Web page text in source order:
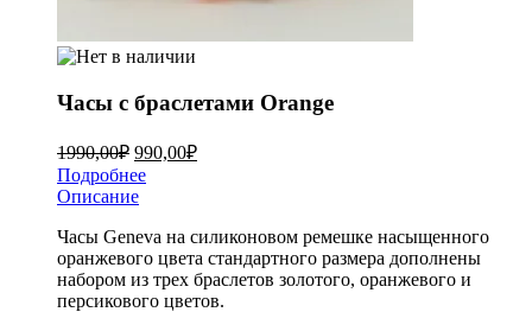
Часы с браслетами Orange
1990,00₽ 990,00₽
Подробнее
Описание
Часы Geneva на силиконовом ремешке насыщенного
оранжевого цвета стандартного размера дополнены
набором из трех браслетов золотого, оранжевого и
персикового цветов.